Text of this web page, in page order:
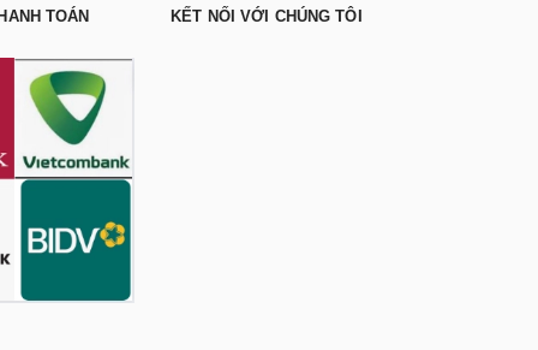
TOÁN KẾT NỐI VỚI CHÚNG TÔI